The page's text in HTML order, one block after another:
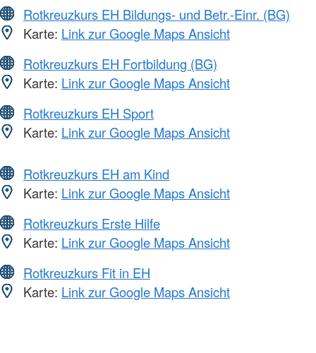
Rotkreuzkurs EH Bildungs- und Betr.-Einr. (BG)
Karte: Link zur Google Maps Ansicht
Rotkreuzkurs EH Fortbildung (BG)
Karte: Link zur Google Maps Ansicht
Rotkreuzkurs EH Sport
Karte: Link zur Google Maps Ansicht
Rotkreuzkurs EH am Kind
Karte: Link zur Google Maps Ansicht
Rotkreuzkurs Erste Hilfe
Karte: Link zur Google Maps Ansicht
Rotkreuzkurs Fit in EH
Karte: Link zur Google Maps Ansicht